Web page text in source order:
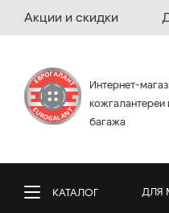
Акции и скидки
Интернет-
кожгалантереи
багажа
КАТАЛОГ ДЛЯ